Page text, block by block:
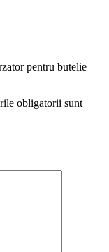
pentru butelie
obligatorii sunt